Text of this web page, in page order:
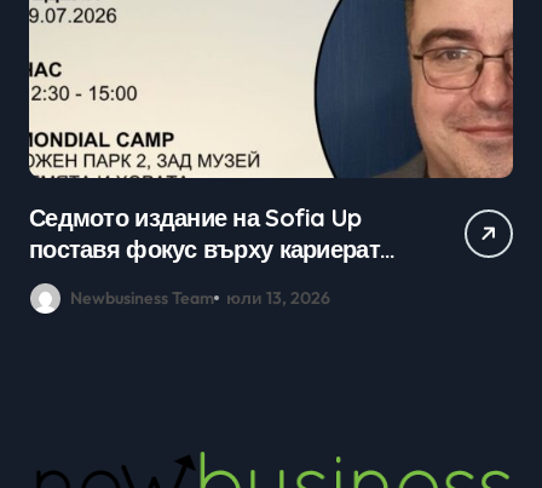
Седмото издание на Sofia Up
поставя фокус върху кариерата
в технологичния сектор и
възможностите в ерата на AI
Newbusiness Team юли 13, 2026